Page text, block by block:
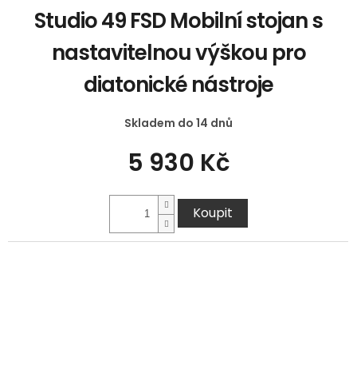
Studio 49 FSD Mobilní stojan s
nastavitelnou výškou pro
diatonické nástroje
Skladem do 14 dnů
5 930 Kč
Koupit